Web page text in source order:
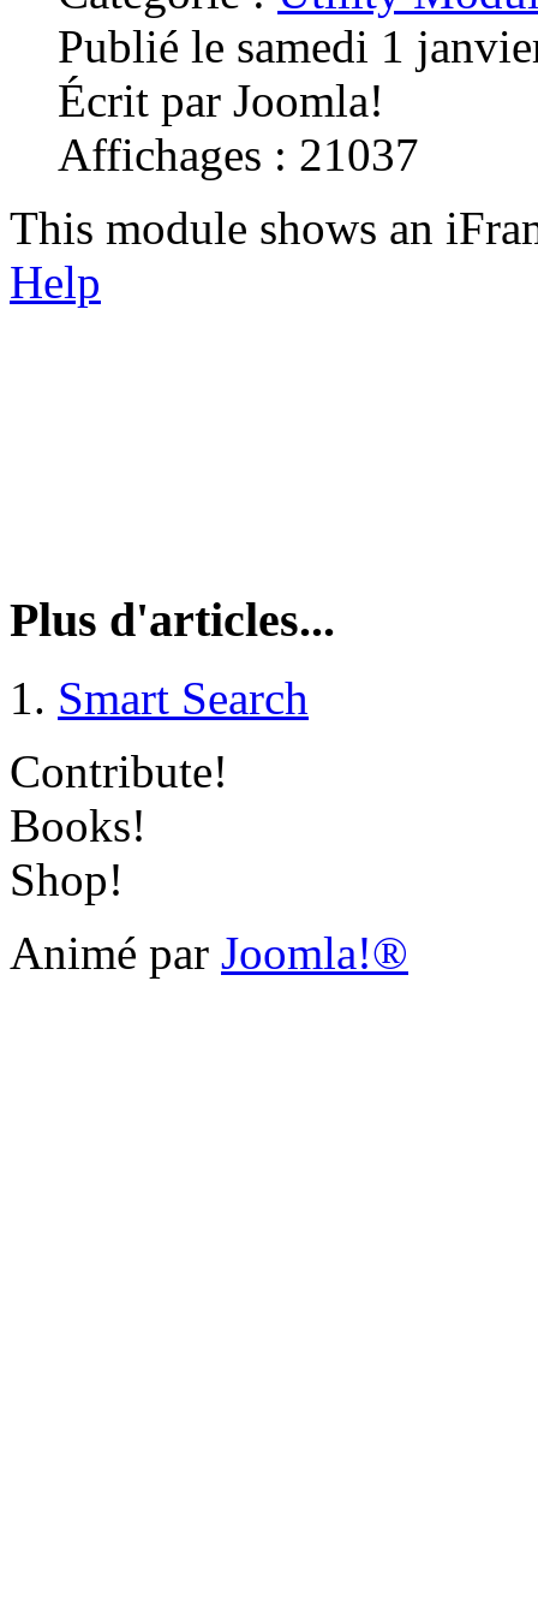
Publié le samedi 1
Écrit par Joomla!
Affichages : 21037
This module shows an
Help
Plus d'articles...
Smart Search
Contribute!
Books!
Shop!
Animé par Joomla!®